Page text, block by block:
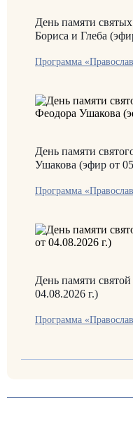
День памяти святых
Бориса и Глеба
Программа
День памяти
Ушакова (эфир от
Программа
День памяти
04.08.2026 г.)
Программа